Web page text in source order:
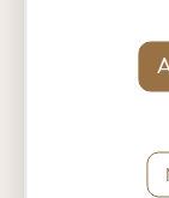
Besonders
profitieren
Trauben
die im
erkennbar